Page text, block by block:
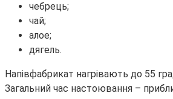
чебрець;
чай;
алое;
дягель.
Напівфабрикат нагрівають до 55
Загальний час настоювання –